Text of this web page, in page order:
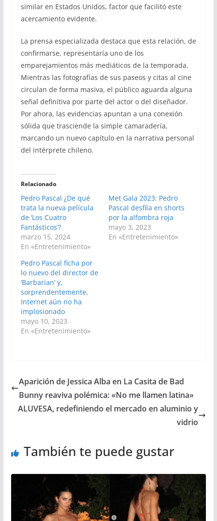
similar en Estados Unidos, factor que facilitó este
acercamiento evidente.
La prensa especializada destaca que esta relación, de
confirmarse, representaría uno de los
emparejamientos más mediáticos de la temporada.
Mientras las fotografías de sus paseos y citas al cine
circulan de forma masiva, el público aguarda alguna
señal definitiva por parte del actor o del diseñador.
Por ahora, las evidencias apuntan a una conexión
sólida que trasciende la simple camaradería,
marcando un nuevo capítulo en la narrativa personal
del intérprete chileno.
Relacionado
Pedro Pascal ¿De qué
trata la nueva película
de ‘Los Cuatro
Fantásticos’?
marzo 15, 2024
En «Entretenimiento»
Met Gala 2023: Pedro
Pascal desfila en shorts
por la alfombra roja
mayo 3, 2023
En «Entretenimiento»
Pedro Pascal ficha por
lo nuevo del director de
‘Barbarian’ y,
sorprendentemente,
Internet aún no ha
implosionado
mayo 10, 2023
En «Entretenimiento»
Aparición de Jessica Alba en La Casita de Bad
Bunny reaviva polémica: «No me llamen latina»
ALUVESA, redefiniendo el mercado en aluminio y
vidrio
También te puede gustar